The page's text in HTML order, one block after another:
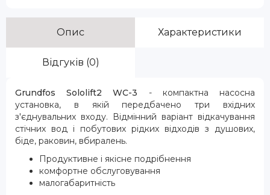
Опис Характеристики
Відгуків (0)
Grundfos Sololift2 WC-3 - компактна насосна
установка, в якій передбачено три вхідних
з'єднувальних входу. Відмінний варіант відкачування
стічних вод і побутових рідких відходів з душових,
біде, раковин, вбиралень.
Продуктивне і якісне подрібнення
комфортне обслуговування
малогабаритність